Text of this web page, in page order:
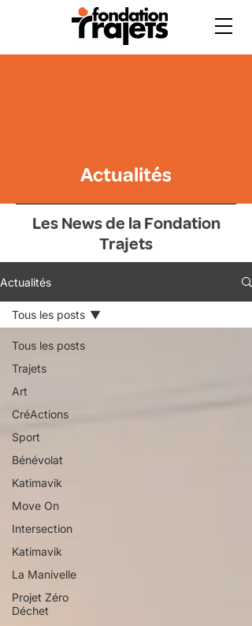
Actualités
Les News de la Fondation
Trajets
Actualités
Tous les posts
Trajets
Art
CréActions
Sport
Bénévolat
Katimavik
Move On
Intersection
Katimavik
La Manivelle
Projet Zéro
Déchet
Tous les posts